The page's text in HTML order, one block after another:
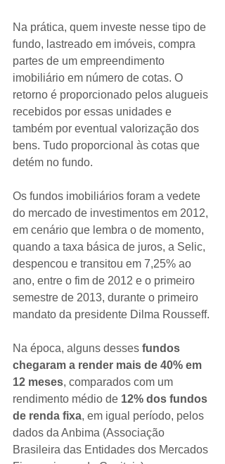
Na prática, quem investe nesse tipo de
fundo, lastreado em imóveis, compra
partes de um empreendimento
imobiliário em número de cotas. O
retorno é proporcionado pelos alugueis
recebidos por essas unidades e
também por eventual valorização dos
bens. Tudo proporcional às cotas que
detém no fundo.
Os fundos imobiliários foram a vedete
do mercado de investimentos em 2012,
em cenário que lembra o de momento,
quando a taxa básica de juros, a Selic,
despencou e transitou em 7,25% ao
ano, entre o fim de 2012 e o primeiro
semestre de 2013, durante o primeiro
mandato da presidente Dilma Rousseff.
Na época, alguns desses fundos
chegaram a render mais de 40% em
12 meses, comparados com um
rendimento médio de 12% dos fundos
de renda fixa, em igual período, pelos
dados da Anbima (Associação
Brasileira das Entidades dos Mercados